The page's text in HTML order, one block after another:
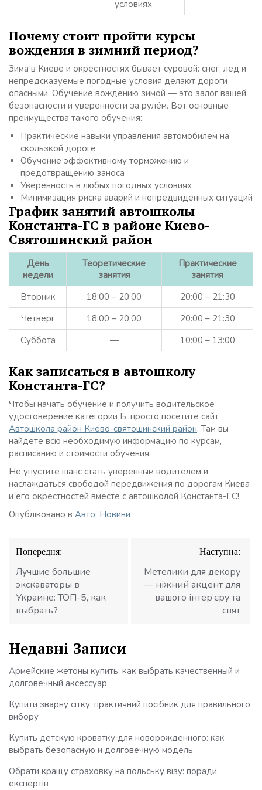
условиях
Почему стоит пройти курсы
вождения в зимний период?
Зима в Киеве и окрестностях бывает суровой: снег, лед и
непредсказуемые погодные условия делают дороги
опасными. Обучение вождению зимой — это залог вашей
безопасности и уверенности за рулём. Вот основные
преимущества такого обучения:
Практические навыки управления автомобилем на
скользкой дороге
Обучение эффективному торможению и
предотвращению заноса
Уверенность в любых погодных условиях
Минимизация риска аварий и непредвиденных ситуаций
График занятий автошколы
Константа-ГС в районе Киево-
Святошинский район
День
недели
Теоретические
занятия
Практические
занятия
Вторник
18:00 – 20:00
20:00 – 21:30
Четверг
18:00 – 20:00
20:00 – 21:30
Суббота
— 10:00 – 13:00
Как записаться в автошколу
Константа-ГС?
Чтобы начать обучение и получить водительское
удостоверение категории Б, просто посетите сайт
Автошкола район Киево-святошинский район. Там вы
найдете всю необходимую информацию по курсам,
расписанию и стоимости обучения.
Не упустите шанс стать уверенным водителем и
наслаждаться свободой передвижения по дорогам Киева
и его окрестностей вместе с автошколой Константа-ГС!
Опубліковано в Авто, Новини
Навігація
записів
Попередня:
Лучшие большие
экскаваторы в
Украине: ТОП-5, как
выбрать?
Наступна:
Метелики для декору
— ніжний акцент для
вашого інтер’єру та
свят
Недавні Записи
Армейские жетоны купить: как выбрать качественный и
долговечный аксессуар
Купити зварну сітку: практичний посібник для правильного
вибору
Купить детскую кроватку для новорожденного: как
выбрать безопасную и долговечную модель
Обрати кращу страховку на польську візу: поради
експертів